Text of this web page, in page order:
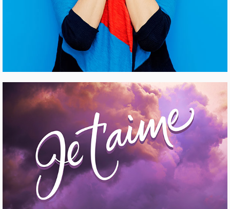
CLOTHES AND ACCESSORIES
Pinterest